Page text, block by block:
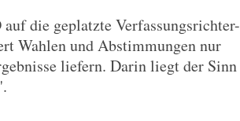
die geplatzte Verfassungsrichter-
Wahlen und Abstimmungen nur
liefern. Darin liegt der Sinn